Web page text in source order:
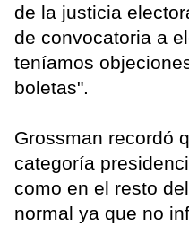
de la justicia
de convocatoria a
teníamos
boletas".
Grossman recordó
categoría
como en el resto
normal ya que no